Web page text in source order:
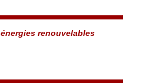
renouvelables